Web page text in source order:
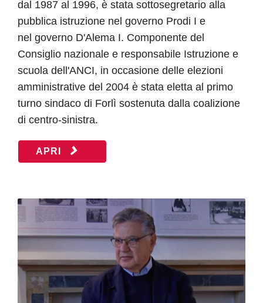
dal 1987 al 1996, è stata sottosegretario alla
pubblica istruzione nel governo Prodi I e
nel governo D'Alema I. Componente del
Consiglio nazionale e responsabile Istruzione e
scuola dell'ANCI, in occasione delle elezioni
amministrative del 2004 è stata eletta al primo
turno sindaco di Forlì sostenuta dalla coalizione
di centro-sinistra.
APRI